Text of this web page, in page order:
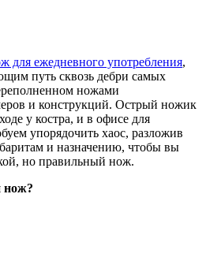
для ежедневного употребления,
путь сквозь дебри самых
ножами
и конструкций. Острый ножик
у костра, и в офисе для
упорядочить хаос, разложив
и назначению, чтобы вы
но правильный нож.
нож?